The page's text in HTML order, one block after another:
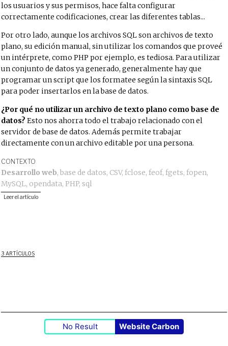
los usuarios y sus permisos, hace falta configurar
correctamente codificaciones, crear las diferentes tablas...
Por otro lado, aunque los archivos SQL son archivos de texto
plano, su edición manual, sin utilizar los comandos que proveé
un intérprete, como PHP por ejemplo, es tediosa. Para utilizar
un conjunto de datos ya generado, generalmente hay que
programar un script que los formatee según la sintaxis SQL
para poder insertarlos en la base de datos.
¿Por qué no utilizar un archivo de texto plano como base de
datos? Esto nos ahorra todo el trabajo relacionado con el
servidor de base de datos. Además permite trabajar
directamente con un archivo editable por una persona.
CONTEXTO
Desarrollo web,base de datos, CSV,fclose,feof,fgets,fopen,
MySQL, opendata,PHP, sql
Leer el artículo
3 ARTÍCULOS
No Result Website Carbon